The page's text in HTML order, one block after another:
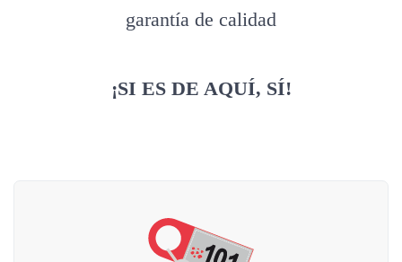
garantía de calidad
¡SI ES DE AQUÍ, SÍ!